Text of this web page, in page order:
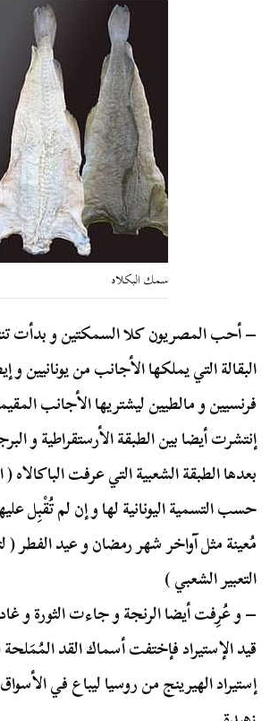
سمك البكلاه
– أحب المصريون كلا السمكتين و بدأت
البقالة التي يملكها الأجانب من يونانيين و
فرنسيين و مالطيين ليشتريها الأجانب
إنتشرت أيضا بين الطبقة الأرستقراطية و
بعدها الطبقة الشعبية التي عرفت الباكالاه
حسب التسمية اليونانية لها و إن لم تُقْبِل
مُعينة مثل آواخر شهر رمضان و عيد
التعبير الشعبي )
– و عُرِفت أيضا الرنجة و جاءت الثورة و
قيد الإستيراد فإختفت أسماك القد المُمَلحة
إستيراد الهيرينج من روسيا ليباع في